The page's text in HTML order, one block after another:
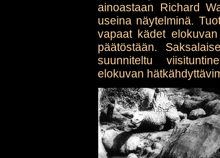
ainoastaan Richard
useina näytelminä.
vapaat kädet
päätöstään.
suunniteltu
elokuvan